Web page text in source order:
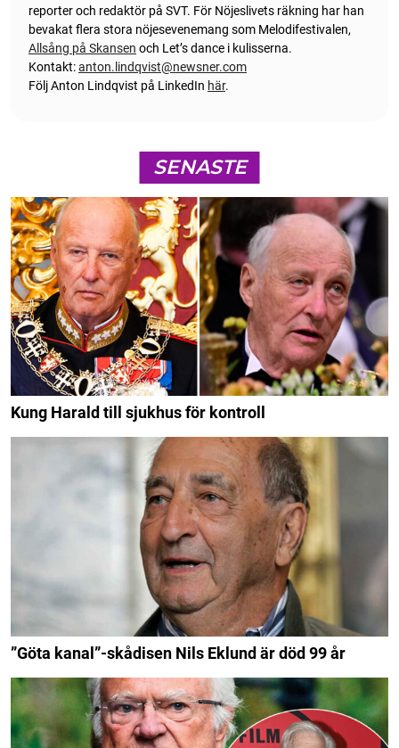
reporter och redaktör på SVT. För Nöjeslivets räkning har han
bevakat flera stora nöjesevenemang som Melodifestivalen,
Allsång på Skansen och Let’s dance i kulisserna.
Kontakt:anton.lindqvist@newsner.com
Följ Anton Lindqvist på LinkedIn här.
SENASTE
Kung Harald till sjukhus för kontroll
”Göta kanal”-skådisen Nils Eklund är död 99 år